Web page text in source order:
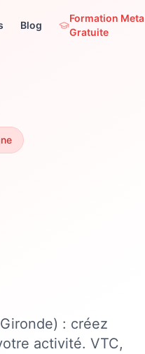
Blog
Formation Meta
Gratuite
: créez
activité. VTC,